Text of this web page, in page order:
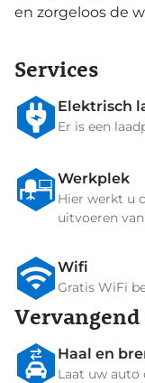
en zorgeloos de
Services
Elektrisch
Er is een
Werkplek
Hier werkt u
uitvoeren
Wifi
Gratis WiFi
Haal en
Laat uw auto